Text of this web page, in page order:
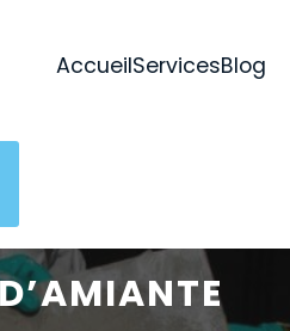
AccueilServicesBlog